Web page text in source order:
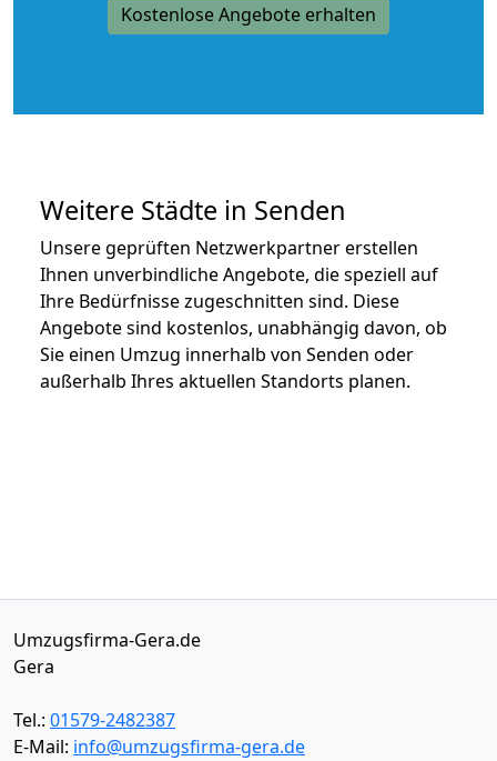
Kostenlose Angebote erhalten
Weitere Städte in Senden
Unsere geprüften Netzwerkpartner erstellen
Ihnen unverbindliche Angebote, die speziell auf
Ihre Bedürfnisse zugeschnitten sind. Diese
Angebote sind kostenlos, unabhängig davon, ob
Sie einen Umzug innerhalb von Senden oder
außerhalb Ihres aktuellen Standorts planen.
Umzugsfirma-Gera.de
Gera
Tel.: 01579-2482387
E-Mail: info@umzugsfirma-gera.de